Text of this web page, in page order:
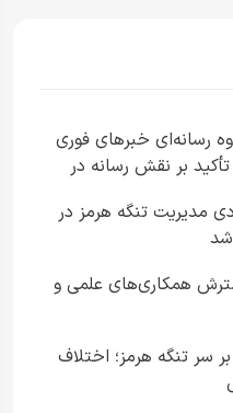
رسانه‌ای خبرهای فوری
بر نقش رسانه در
مدیریت تنگه هرمز در
همکاری‌های علمی و
سر تنگه هرمز؛ اختلاف